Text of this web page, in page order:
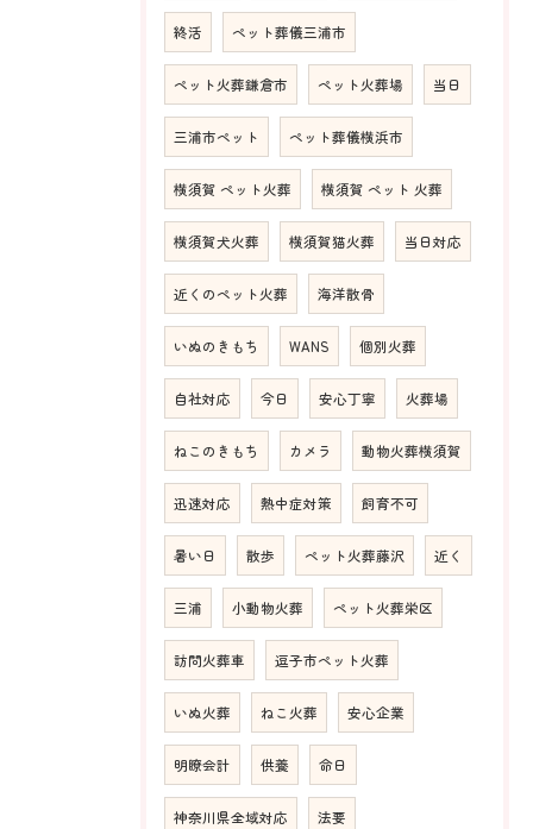
終活 ペット葬儀三浦市
ペット火葬鎌倉市 ペット火葬場 当日
三浦市ペット ペット葬儀横浜市
横須賀 ペット火葬 横須賀 ペット 火葬
横須賀犬火葬 横須賀猫火葬 当日対応
近くのペット火葬 海洋散骨
いぬのきもち WANS 個別火葬
自社対応 今日 安心丁寧 火葬場
ねこのきもち カメラ 動物火葬横須賀
迅速対応 熱中症対策 飼育不可
暑い日 散歩 ペット火葬藤沢 近く
三浦 小動物火葬 ペット火葬栄区
訪問火葬車 逗子市ペット火葬
いぬ火葬 ねこ火葬 安心企業
明瞭会計 供養 命日
神奈川県全域対応 法要